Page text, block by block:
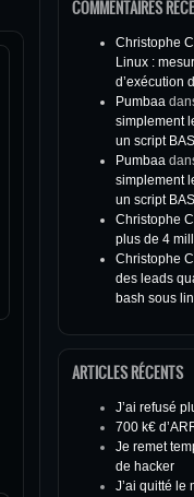
COMMENTAIRES
Christophe
Linux :
d’exécution
Pumbaa
simplement
un script
Pumbaa
simplement
un script
Christophe
plus de 4
Christophe
des leads
bash sous
ARTICLES RÉCENTS
J’ai refusé
700 k€
Je remet
de hacker
J’ai quitté le